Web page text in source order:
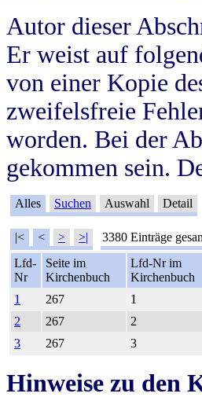
Autor dieser
Er weist auf
von einer Kopie
zweifelsfreie
worden. Bei der
gekommen sein.
Alles Suchen Auswahl Detail
|< < > >| 3380 Einträge
Lfd-
Nr
Seite im
Kirchenbuch
Lfd-Nr im
Kirchenbuch
1
267 1
2
267 2
3
267 3
Hinweise zu den